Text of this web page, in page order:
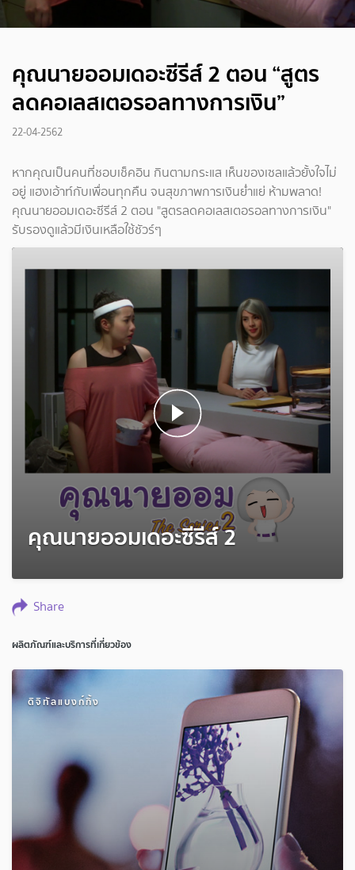
คุณนายออมเดอะซีรีส์ 2 ตอน “สูตร
ลดคอเลสเตอรอลทางการเงิน”
22-04-2562
หากคุณเป็นคนที่ชอบเช็คอิน กินตามกระแส เห็นของเซลแล้วยั้งใจไม่
อยู่ แฮงเอ้าท์กับเพื่อนทุกคืน จนสุขภาพการเงินย่ำแย่ ห้ามพลาด!
คุณนายออมเดอะซีรีส์ 2 ตอน "สูตรลดคอเลสเตอรอลทางการเงิน"
รับรองดูแล้วมีเงินเหลือใช้ชัวร์ๆ
คุณนายออมเดอะซีรีส์ 2
Share
ผลิตภัณฑ์และบริการที่เกี่ยวข้อง
ดิจิทัลแบงก์กิ้ง